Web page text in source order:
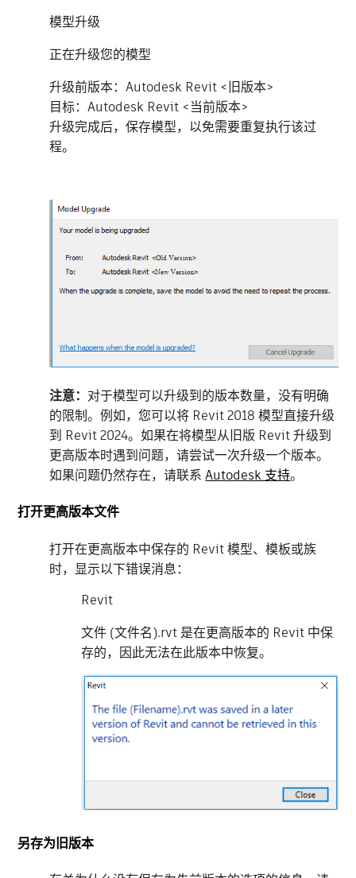
模型升级
正在升级您的模型
升级前版本：Autodesk Revit <旧版本>
目标：Autodesk Revit <当前版本>
升级完成后，保存模型，以免需要重复执行该过
程。
注意： 对于模型可以升级到的版本数量，没有明确
的限制。例如，您可以将 Revit 2018 模型直接升级
到 Revit 2024。如果在将模型从旧版 Revit 升级到
更高版本时遇到问题，请尝试一次升级一个版本。
如果问题仍然存在，请联系Autodesk 支持。
打开更高版本文件
打开在更高版本中保存的 Revit 模型、模板或族
时，显示以下错误消息：
Revit
文件 (文件名).rvt 是在更高版本的 Revit 中保
存的，因此无法在此版本中恢复。
另存为旧版本